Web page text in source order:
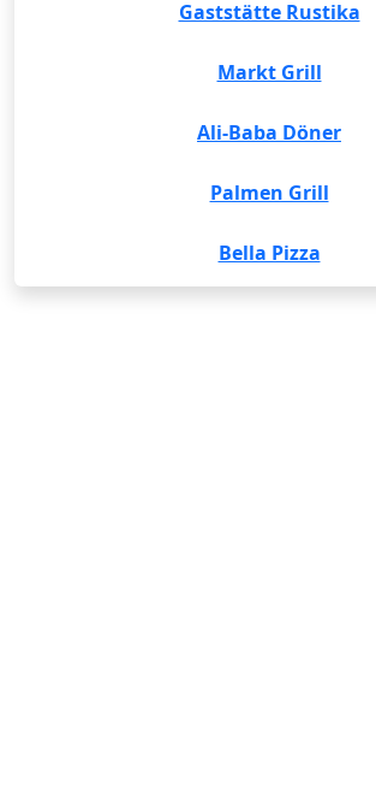
Gaststätte Rustika
Markt Grill
Ali-Baba Döner
Palmen Grill
Bella Pizza